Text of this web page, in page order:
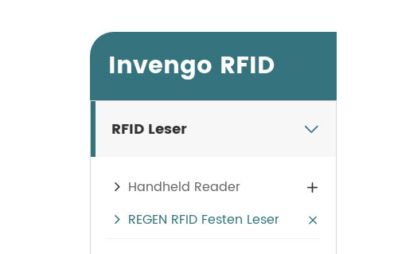
Invengo RFID
RFID Leser 
Handheld Reader 
REGEN RFID Festen Leser 